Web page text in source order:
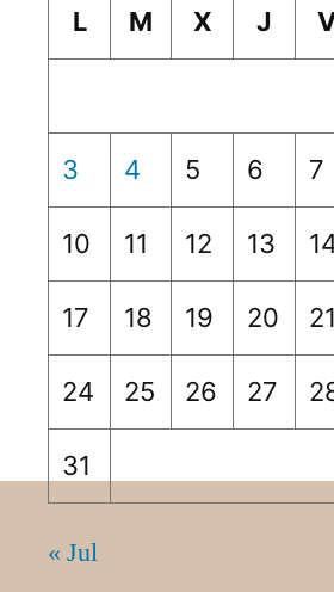
L M X J
3 4 5 6 7
10 11 12 13
17 18 19 20 21
24 25 26 27
31
« Jul